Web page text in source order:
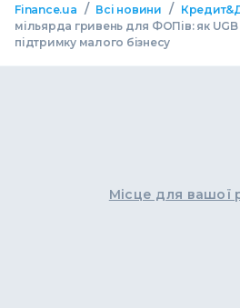
Finance.ua / Всі новини /
мільярда гривень для ФОПів: як
підтримку малого бізнесу
Місце для вашої